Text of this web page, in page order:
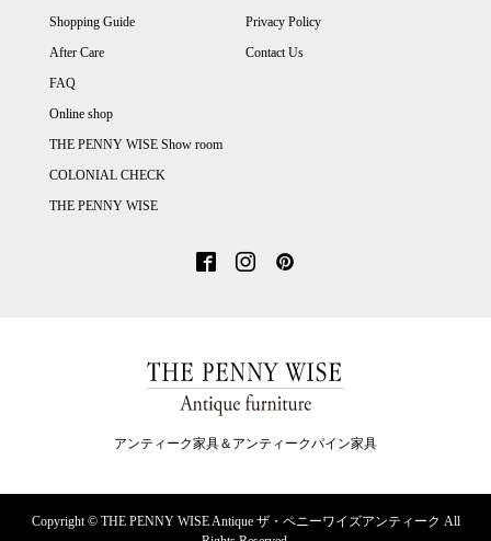
Shopping Guide
After Care
FAQ
Online shop
THE PENNY WISE Show room
COLONIAL CHECK
THE PENNY WISE
Privacy Policy
Contact Us
アンティーク家具＆アンティークパイン家具
Copyright ©THE PENNY WISE Antique ザ・ペニーワイズアンティーク All